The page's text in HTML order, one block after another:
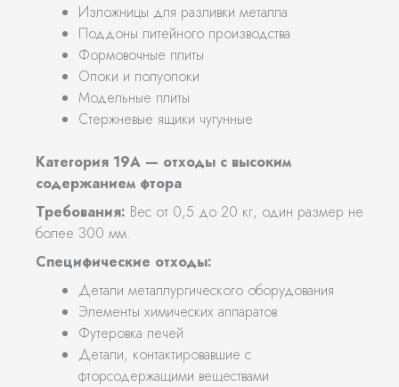
Изложницы для разливки металла
Поддоны литейного производства
Формовочные плиты
Опоки и полуопоки
Модельные плиты
Стержневые ящики чугунные
Категория 19А — отходы с высоким
содержанием фтора
Требования: Вес от 0,5 до 20 кг, один размер не
более 300 мм.
Специфические отходы:
Детали металлургического оборудования
Элементы химических аппаратов
Футеровка печей
Детали, контактировавшие с
фторсодержащими веществами